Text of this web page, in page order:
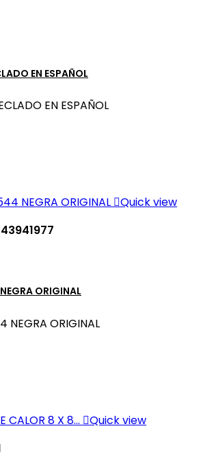
EN ESPAÑOL
EN ESPAÑOL
Quick view
ORIGINAL
NEGRA ORIGINAL
Quick view